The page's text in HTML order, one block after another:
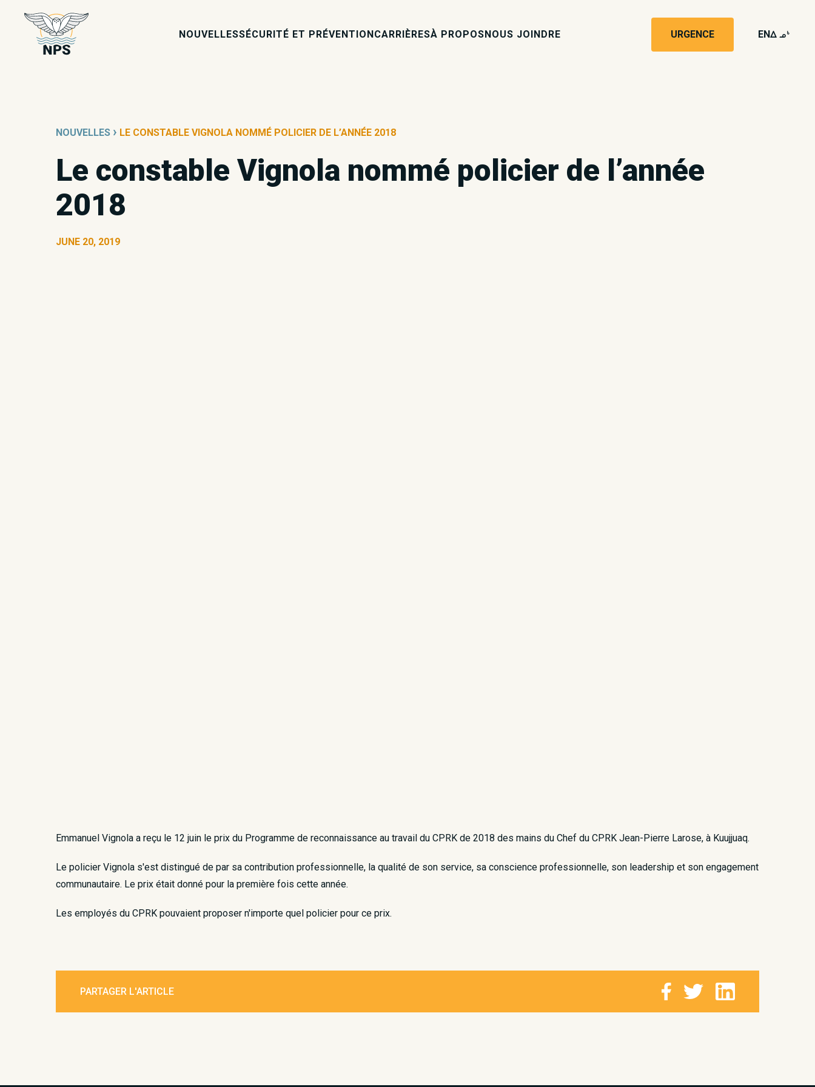
NOUVELLESSÉCURITÉ ET PRÉVENTIONCARRIÈRESÀ PROPOSNOUS JOINDRE URGENCE ENwk4
NOUVELLES › LE CONSTABLE VIGNOLA NOMMÉ POLICIER DE L’ANNÉE 2018
Le constable Vignola nommé policier de l’année
2018
JUNE 20, 2019
​Emmanuel Vignola a reçu le 12 juin le prix du Programme de reconnaissance au travail du CPRK de 2018 des mains du Chef du CPRK Jean-Pierre Larose, à Kuujjuaq.
Le policier Vignola s'est distingué de par sa contribution professionnelle, la qualité de son service, sa conscience professionnelle, son leadership et son engagement
communautaire. Le prix était donné pour la première fois cette année.
Les employés du CPRK pouvaient proposer n'importe quel policier pour ce prix.
PARTAGER L'ARTICLE